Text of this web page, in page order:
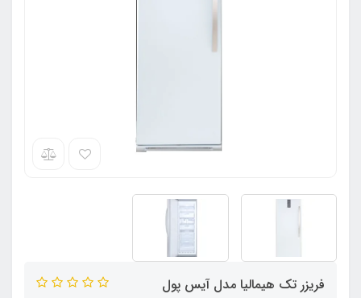
فریزر تک هیمالیا مدل آیس پول